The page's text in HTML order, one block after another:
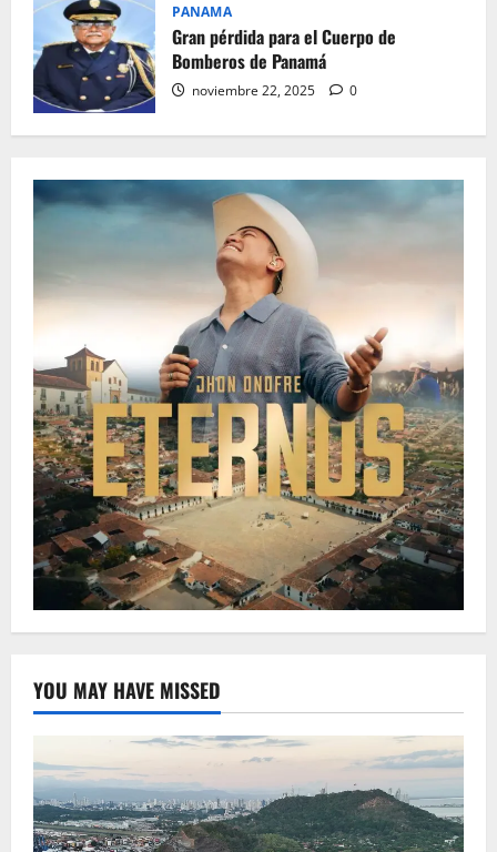
PANAMA
Gran pérdida para el Cuerpo de
Bomberos de Panamá
noviembre 22, 2025 0
YOU MAY HAVE MISSED